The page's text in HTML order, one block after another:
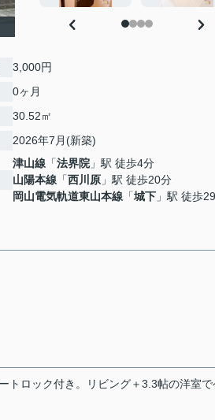
3,000円
0ヶ月
30.52㎡
2026年7月(新築)
津山線 「法界院 」駅 徒歩4分
山陽本線 「西川原 」駅 徒歩20分
岡山電気軌道東山本線 「城下 」駅 徒歩
トロック付き。リビング＋3.3帖の洋室で